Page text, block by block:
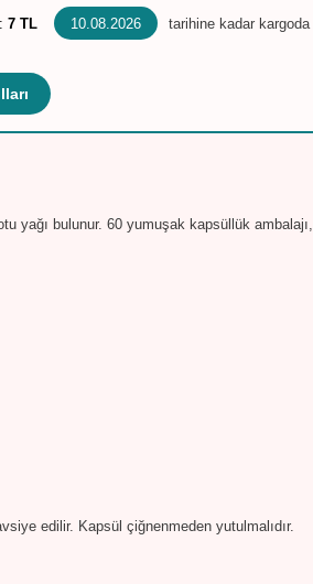
7 TL 10.08.2026 tarihine kadar kargoda
yağı bulunur. 60 yumuşak kapsüllük ambalajı,
edilir. Kapsül çiğnenmeden yutulmalıdır.